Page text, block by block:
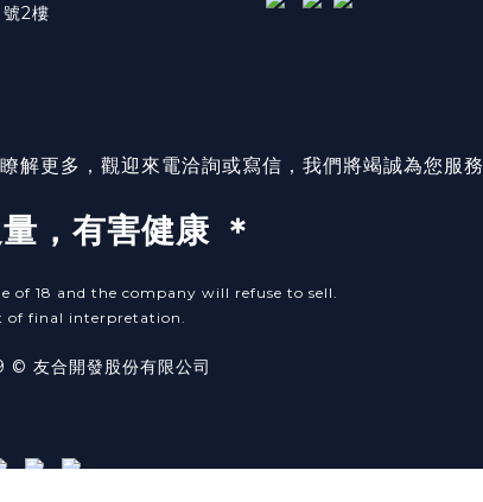
2樓
解更多，觀迎來電洽詢或寫信，我們將竭誠為您服務
，有害健康 ＊
18 and the company will refuse to sell.
of final interpretation.
© 友合開發股份有限公司